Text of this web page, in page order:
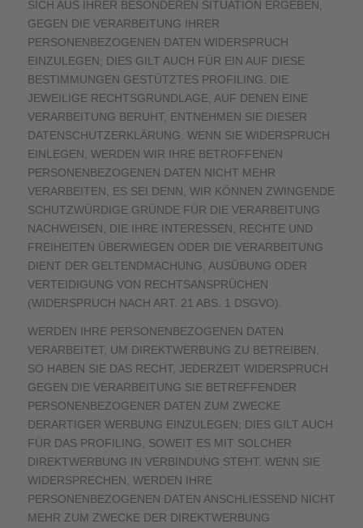
SICH AUS IHRER BESONDEREN SITUATION ERGEBEN,
GEGEN DIE VERARBEITUNG IHRER
PERSONENBEZOGENEN DATEN WIDERSPRUCH
EINZULEGEN; DIES GILT AUCH FÜR EIN AUF DIESE
BESTIMMUNGEN GESTÜTZTES PROFILING. DIE
JEWEILIGE RECHTSGRUNDLAGE, AUF DENEN EINE
VERARBEITUNG BERUHT, ENTNEHMEN SIE DIESER
DATENSCHUTZERKLÄRUNG. WENN SIE WIDERSPRUCH
EINLEGEN, WERDEN WIR IHRE BETROFFENEN
PERSONENBEZOGENEN DATEN NICHT MEHR
VERARBEITEN, ES SEI DENN, WIR KÖNNEN ZWINGENDE
SCHUTZWÜRDIGE GRÜNDE FÜR DIE VERARBEITUNG
NACHWEISEN, DIE IHRE INTERESSEN, RECHTE UND
FREIHEITEN ÜBERWIEGEN ODER DIE VERARBEITUNG
DIENT DER GELTENDMACHUNG, AUSÜBUNG ODER
VERTEIDIGUNG VON RECHTSANSPRÜCHEN
(WIDERSPRUCH NACH ART. 21 ABS. 1 DSGVO).
WERDEN IHRE PERSONENBEZOGENEN DATEN
VERARBEITET, UM DIREKTWERBUNG ZU BETREIBEN,
SO HABEN SIE DAS RECHT, JEDERZEIT WIDERSPRUCH
GEGEN DIE VERARBEITUNG SIE BETREFFENDER
PERSONENBEZOGENER DATEN ZUM ZWECKE
DERARTIGER WERBUNG EINZULEGEN; DIES GILT AUCH
FÜR DAS PROFILING, SOWEIT ES MIT SOLCHER
DIREKTWERBUNG IN VERBINDUNG STEHT. WENN SIE
WIDERSPRECHEN, WERDEN IHRE
PERSONENBEZOGENEN DATEN ANSCHLIESSEND NICHT
MEHR ZUM ZWECKE DER DIREKTWERBUNG